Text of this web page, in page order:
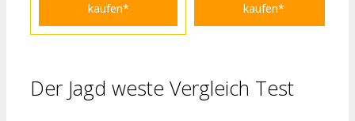
kaufen*
kaufen*
Der Jagd weste Vergleich Test